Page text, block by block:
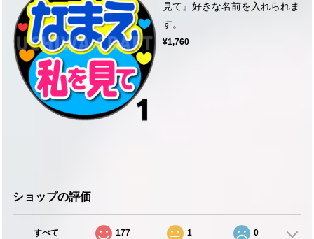
見て』好きな名前を入れられま
す。
¥1,760
ショップの評価
すべて 177 1 0